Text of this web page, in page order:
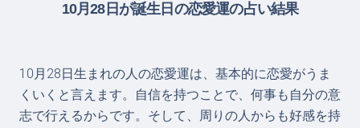
10月28日が誕生日の恋愛運の占い結果
10月28日生まれの人の恋愛運は、基本的に恋愛がうま
くいくと言えます。自信を持つことで、何事も自分の意
志で行えるからです。そして、周りの人からも好感を持